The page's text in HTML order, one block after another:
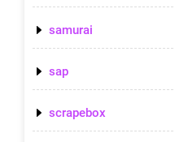
samurai
sap
scrapebox